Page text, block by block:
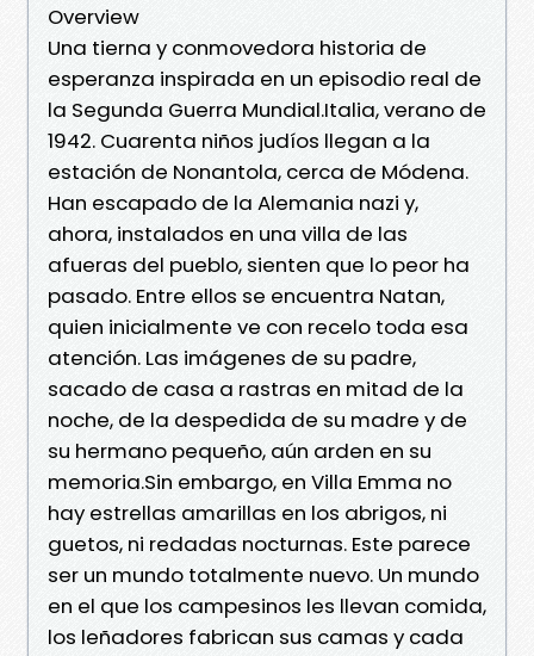
Overview
Una tierna y conmovedora historia de
esperanza inspirada en un episodio real de
la Segunda Guerra Mundial.Italia, verano de
1942. Cuarenta niños judíos llegan a la
estación de Nonantola, cerca de Módena.
Han escapado de la Alemania nazi y,
ahora, instalados en una villa de las
afueras del pueblo, sienten que lo peor ha
pasado. Entre ellos se encuentra Natan,
quien inicialmente ve con recelo toda esa
atención. Las imágenes de su padre,
sacado de casa a rastras en mitad de la
noche, de la despedida de su madre y de
su hermano pequeño, aún arden en su
memoria.Sin embargo, en Villa Emma no
hay estrellas amarillas en los abrigos, ni
guetos, ni redadas nocturnas. Este parece
ser un mundo totalmente nuevo. Un mundo
en el que los campesinos les llevan comida,
los leñadores fabrican sus camas y cada